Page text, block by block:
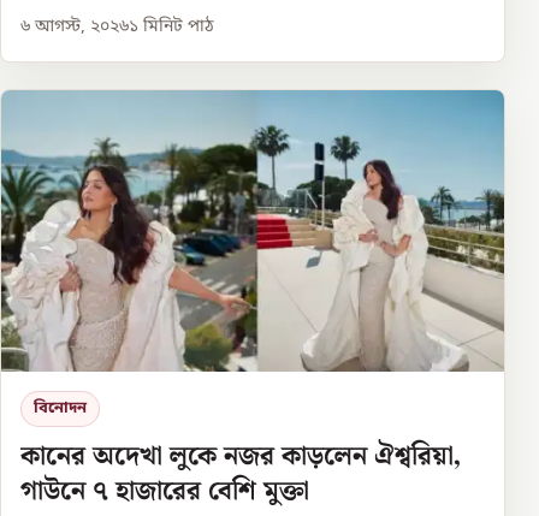
৬ আগস্ট, ২০২৬১ মিনিট পাঠ
বিনোদন
কানের অদেখা লুকে নজর কাড়লেন ঐশ্বরিয়া,
গাউনে ৭ হাজারের বেশি মুক্তা